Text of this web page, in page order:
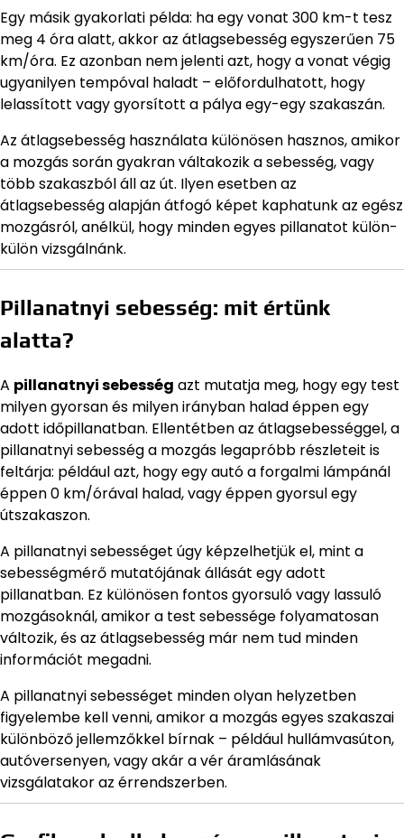
Egy másik gyakorlati példa: ha egy vonat 300 km-t tesz
meg 4 óra alatt, akkor az átlagsebesség egyszerűen 75
km/óra. Ez azonban nem jelenti azt, hogy a vonat végig
ugyanilyen tempóval haladt – előfordulhatott, hogy
lelassított vagy gyorsított a pálya egy-egy szakaszán.
Az átlagsebesség használata különösen hasznos, amikor
a mozgás során gyakran váltakozik a sebesség, vagy
több szakaszból áll az út. Ilyen esetben az
átlagsebesség alapján átfogó képet kaphatunk az egész
mozgásról, anélkül, hogy minden egyes pillanatot külön-
külön vizsgálnánk.
Pillanatnyi sebesség: mit értünk
alatta?
A pillanatnyi sebesség azt mutatja meg, hogy egy test
milyen gyorsan és milyen irányban halad éppen egy
adott időpillanatban. Ellentétben az átlagsebességgel, a
pillanatnyi sebesség a mozgás legapróbb részleteit is
feltárja: például azt, hogy egy autó a forgalmi lámpánál
éppen 0 km/órával halad, vagy éppen gyorsul egy
útszakaszon.
A pillanatnyi sebességet úgy képzelhetjük el, mint a
sebességmérő mutatójának állását egy adott
pillanatban. Ez különösen fontos gyorsuló vagy lassuló
mozgásoknál, amikor a test sebessége folyamatosan
változik, és az átlagsebesség már nem tud minden
információt megadni.
A pillanatnyi sebességet minden olyan helyzetben
figyelembe kell venni, amikor a mozgás egyes szakaszai
különböző jellemzőkkel bírnak – például hullámvasúton,
autóversenyen, vagy akár a vér áramlásának
vizsgálatakor az érrendszerben.